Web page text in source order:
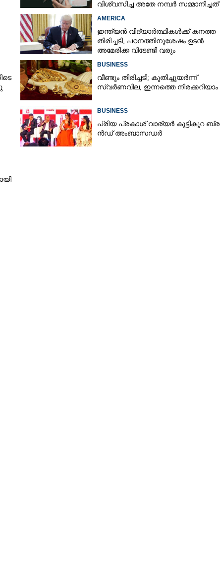
വിശ്വസിച്ച അതേ നമ്പർ സമ്മാനിച്ചത്
AMERICA
ഇന്ത്യൻ വിദ്യാർത്ഥികൾക്ക് കനത്ത
തിരിച്ചടി; പഠനത്തിനുശേഷം ഉടൻ
അമേരിക്ക വിടേണ്ടി വരും
BUSINESS
വീണ്ടും തിരിച്ചടി; കുതിച്ചുയർന്ന്
സ്വർണവില, ഇന്നത്തെ നിരക്കറിയാം
BUSINESS
പ്രി​യ​ ​പ്ര​കാ​ശ് ​വാ​ര്യർ കു​ട്ടി​കൂ​റ​
ൻ​ഡ് ​അം​ബാ​സ​ഡ​ർ
സ്ത്രീയുടെ
Share this link